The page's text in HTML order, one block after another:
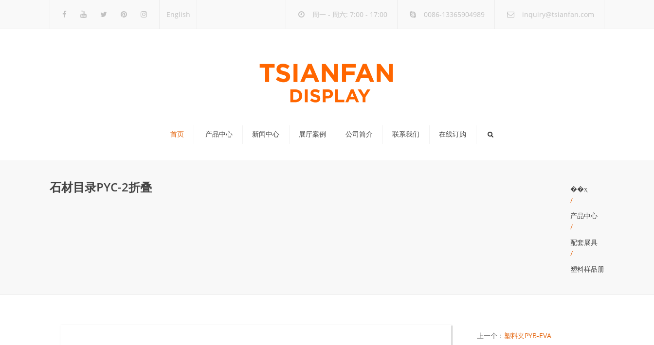
English 周一 - 周六: 7:00 - 17:00 0086-13365904989 inquiry@tsianfan.com
首页 产品中心 新闻中心 展厅案例 公司简介 联系我们 在线订购
石材目录PYC-2折叠
��ҳ
/
产品中心
/
配套展具
/
塑料样品册
上一个： 塑料夹PYB-EVA